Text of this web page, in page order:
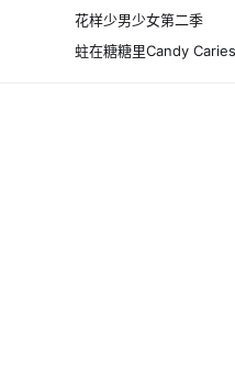
花样少男少女第二季
蛀在糖糖里Candy Caries